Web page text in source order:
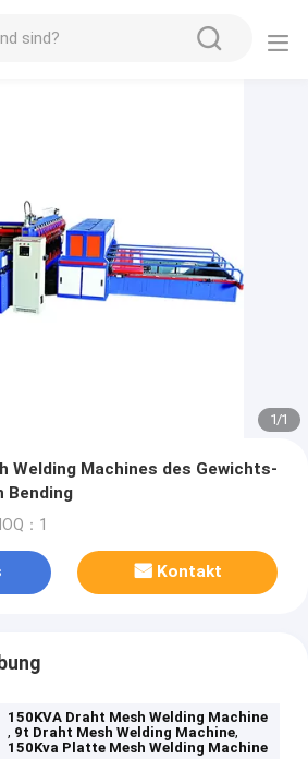
1/1
Welding Machines des Gewichts-
Bending
：1
Kontakt
150KVA Draht Mesh Welding Machine
, 9t Draht Mesh Welding Machine,
150Kva Platte Mesh Welding Machine